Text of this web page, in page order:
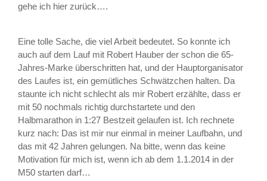
gehe ich hier zurück….
Eine tolle Sache, die viel Arbeit bedeutet. So konnte ich
auch auf dem Lauf mit Robert Hauber der schon die 65-
Jahres-Marke überschritten hat, und der Hauptorganisator
des Laufes ist, ein gemütliches Schwätzchen halten. Da
staunte ich nicht schlecht als mir Robert erzählte, dass er
mit 50 nochmals richtig durchstartete und den
Halbmarathon in 1:27 Bestzeit gelaufen ist. Ich rechnete
kurz nach: Das ist mir nur einmal in meiner Laufbahn, und
das mit 42 Jahren gelungen. Na bitte, wenn das keine
Motivation für mich ist, wenn ich ab dem 1.1.2014 in der
M50 starten darf…